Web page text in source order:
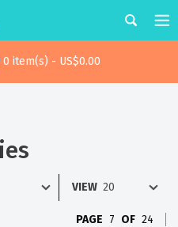
0 item(s) - US$0.00
VIEW
PAGE 7 OF 24